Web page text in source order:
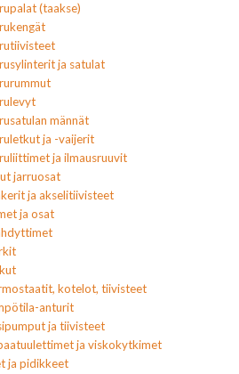
(taakse)
ja satulat
männät
ja -vaijerit
ja ilmausruuvit
jarruosat
ja akselitiivisteet
ja osat
kotelot, tiivisteet
anturit
ja tiivisteet
ja viskokytkimet
ja pidikkeet